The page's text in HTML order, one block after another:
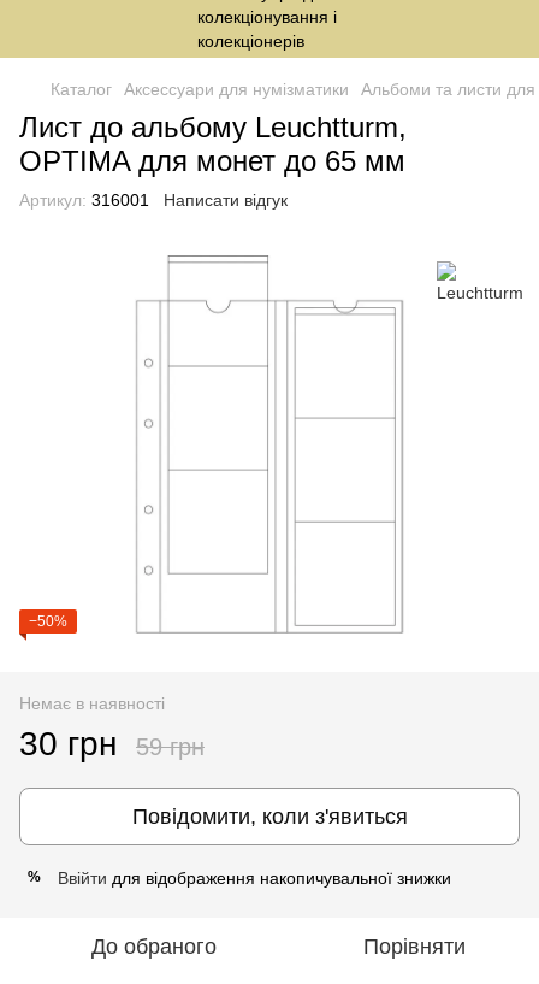
Каталог Аксессуари для нумізматики Альбоми та листи для
Лист до альбому Leuchtturm,
OPTIMA для монет до 65 мм
Артикул: 316001 Написати відгук
−50%
Немає в наявності
30 грн 59 грн
Повідомити, коли з'явиться
% Ввійти для відображення накопичувальної знижки
До обраного Порівняти